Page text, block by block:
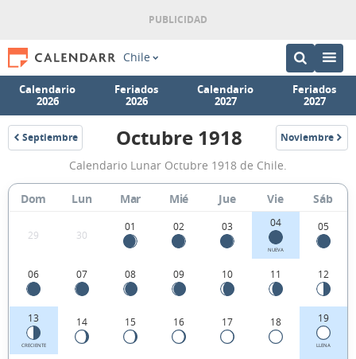
Chile
Calendario
2026
Feriados
2026
Calendario
2027
Feriados
2027
Septiembre
1918
Calendario
Lunar
Octubre
1918
de
Chile.
Octubre 1918 Noviembre
1918
Calendario Lunar Octubre 1918 de Chile.
Dom Lun Mar Mié Jue Vie Sáb
29 30
01 02 03 04
NUEVA
05
06 07 08 09 10 11 12
13
CRECIENTE
14 15 16 17 18 19
LLENA